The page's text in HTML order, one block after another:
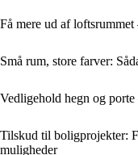
Få mere ud af
Små rum, store farver:
Vedligehold hegn og
Tilskud til boligprojekter:
muligheder